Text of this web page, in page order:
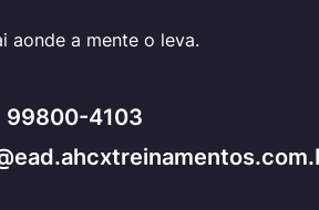
aonde a mente o leva.
99800-4103